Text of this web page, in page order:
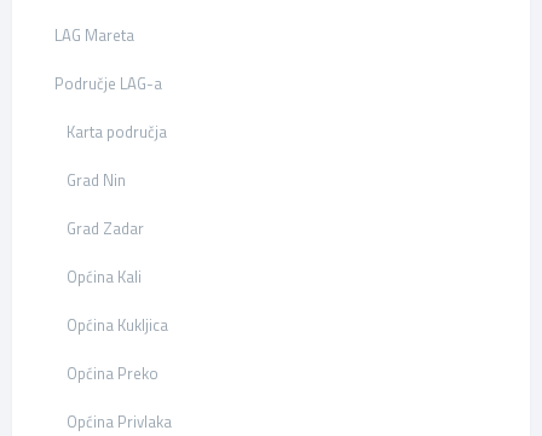
LAG Mareta
Područje LAG-a
Karta područja
Grad Nin
Grad Zadar
Općina Kali
Općina Kukljica
Općina Preko
Općina Privlaka